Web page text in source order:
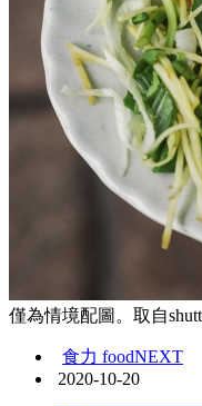
僅為情境配圖。取自
食力 foodNEXT
2020-10-20